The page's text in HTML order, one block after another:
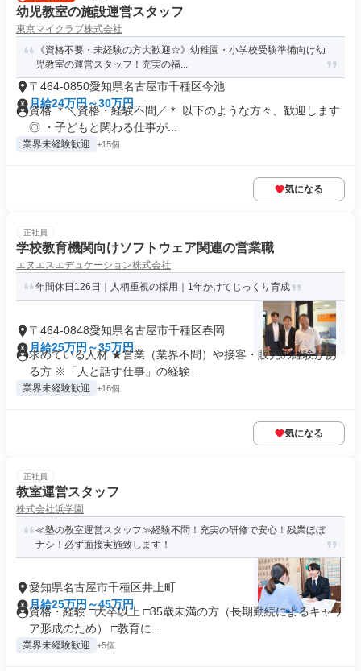
幼児教室の施設運営スタッフ
東京マイクラブ株式会社
《資格不要・未経験の方大歓迎☆》幼稚園・小学校受験準備向け幼
児教室の運営スタッフ！充実の福...
〒464-0850愛知県名古屋市千種区今池
月給24万円～30万円
資格 ＊＼資格・経験不問／＊ 以下のような方々、歓迎します
◎ ・子どもと関わる仕事が...
業界未経験歓迎 +15個
気になる
正社員
学校教育機関向けソフトウェア関連の営業職
エヌエスエデュケーション株式会社
年間休日126日｜人柄重視の採用｜1年かけてじっくり育成
〒464-0848愛知県名古屋市千種区春岡
月給25万円～35万円
求めている人材 ★営業（業界不問）や接客・販売の経験があ
る方 ※「人と話す仕事」の経験...
業界未経験歓迎 +16個
気になる
正社員
教室運営スタッフ
株式会社浜学園
≪塾の教室運営スタッフ≫経験不問！充実の研修で安心！残業ほぼ
ナシ！必ず面接実施致します！
愛知県名古屋市千種区井上町
月給25万円～45万円
資格・経験 □大卒以上 □35歳未満の方（長期勤続によるキャリ
ア形成のため） □教育に...
業界未経験歓迎 +5個